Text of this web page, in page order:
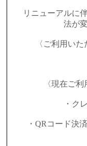
リニューアルに
法が
〈ご利用い
〈現在ご
・ク
・QRコード決